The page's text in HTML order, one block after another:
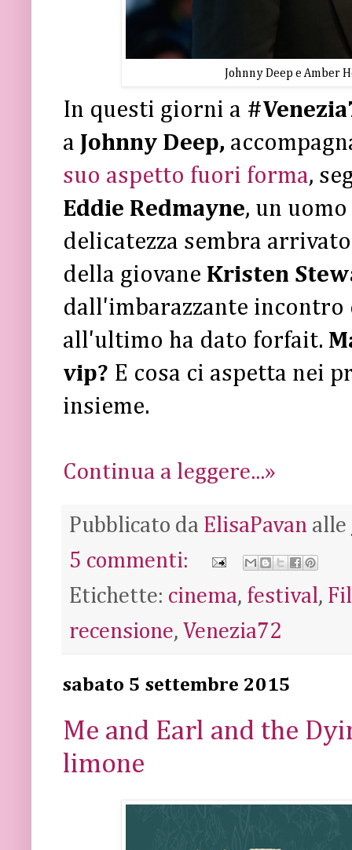
Johnny Deep e Amber
In questi giorni a
a Johnny Deep,
suo aspetto fuori forma,
Eddie Redmayne, un
delicatezza sembra
della giovane Kristen
dall'imbarazzante incontro
all'ultimo ha dato forfait.
vip? E cosa ci aspetta nei
insieme.
Continua a leggere...»
Pubblicato da ElisaPavan alle
5 commenti:
Etichette: cinema, festival,
recensione, Venezia72
sabato 5 settembre 2015
Me and Earl and the
limone